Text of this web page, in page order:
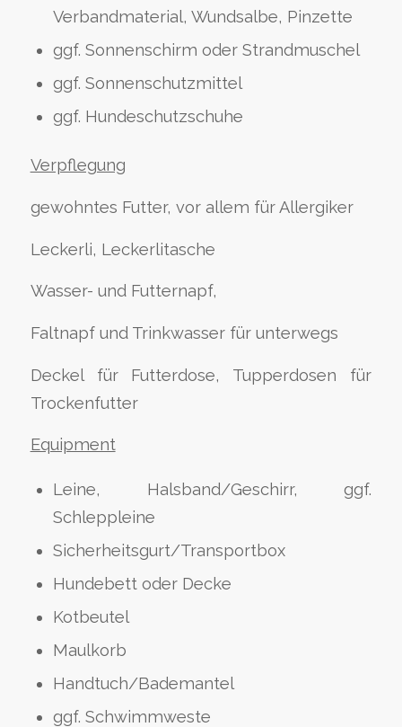
Verbandmaterial, Wundsalbe, Pinzette
ggf. Sonnenschirm oder Strandmuschel
ggf. Sonnenschutzmittel
ggf. Hundeschutzschuhe
Verpflegung
gewohntes Futter, vor allem für Allergiker
Leckerli, Leckerlitasche
Wasser- und Futternapf,
Faltnapf und Trinkwasser für unterwegs
Deckel für Futterdose, Tupperdosen für
Trockenfutter
Equipment
Leine, Halsband/Geschirr, ggf.
Schleppleine
Sicherheitsgurt/Transportbox
Hundebett oder Decke
Kotbeutel
Maulkorb
Handtuch/Bademantel
ggf. Schwimmweste